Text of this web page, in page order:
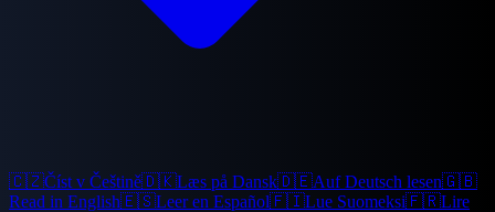
🇨🇿Číst v Češtině🇩🇰Læs på Dansk🇩🇪Auf Deutsch lesen🇬🇧
Read in English🇪🇸Leer en Español🇫🇮Lue Suomeksi🇫🇷Lire